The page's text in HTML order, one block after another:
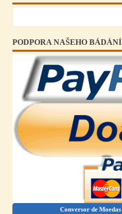
PODPORA NAŠEHO BÁDÁNÍ
Conversor de Moedas